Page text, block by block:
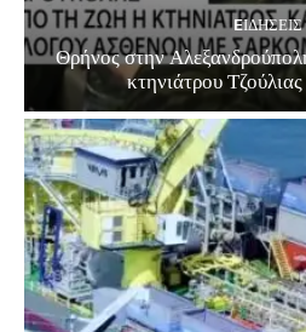
EΙΔΗΣΕΙΣ
Θρήνος στην
κτηνιάτρου